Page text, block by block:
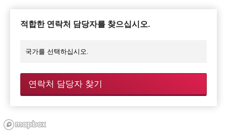
적합한 연락처 담당자를 찾으십시오.
연락처 담당자 찾기